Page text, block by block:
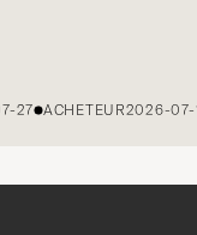
ACHETEUR2026-07-14